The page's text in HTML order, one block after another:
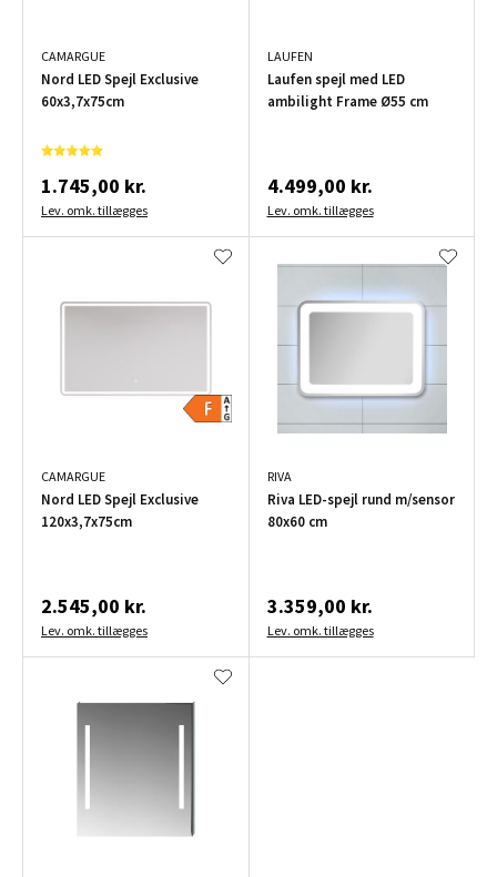
CAMARGUE
Nord LED Spejl Exclusive
60x3,7x75cm
1.745,00 kr.
Lev. omk. tillægges
LAUFEN
Laufen spejl med LED
ambilight Frame Ø55 cm
4.499,00 kr.
Lev. omk. tillægges
CAMARGUE
Nord LED Spejl Exclusive
120x3,7x75cm
2.545,00 kr.
Lev. omk. tillægges
RIVA
Riva LED-spejl rund m/sensor
80x60 cm
3.359,00 kr.
Lev. omk. tillægges